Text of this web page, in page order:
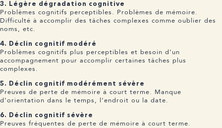
3. Légère dégradation cognitive
Problèmes cognitifs perceptibles. Problèmes de mémoire.
Difficulté à accomplir des tâches complexes comme oublier des
noms, etc.
4. Déclin cognitif modéré
Problèmes cognitifs plus perceptibles et besoin d’un
accompagnement pour accomplir certaines tâches plus
complexes.
5. Déclin cognitif modérément sévère
Preuves de perte de mémoire à court terme. Manque
d’orientation dans le temps, l’endroit ou la date.
6. Déclin cognitif sévère
Preuves fréquentes de perte de mémoire à court terme.